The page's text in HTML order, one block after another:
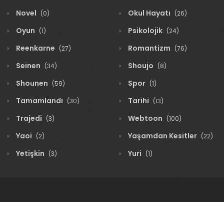
Novel (0) Okul Hayatı (26)
Oyun (1) Psikolojik (24)
Reenkarne (27) Romantizm (76)
Seinen (34) Shoujo (8)
Shounen (59) Spor (1)
Tamamlandı (30) Tarihi (13)
Trajedi (3) Webtoon (100)
Yaoi (2) Yaşamdan Kesitler (22)
Yetişkin (3) Yuri (1)